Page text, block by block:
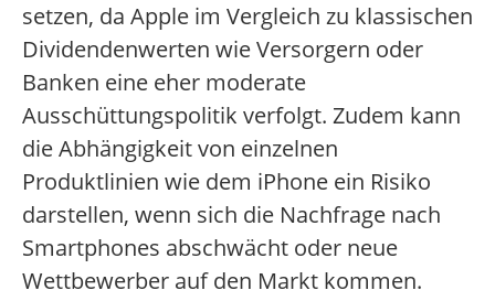
setzen, da Apple im Vergleich zu klassischen
Dividendenwerten wie Versorgern oder
Banken eine eher moderate
Ausschüttungspolitik verfolgt. Zudem kann
die Abhängigkeit von einzelnen
Produktlinien wie dem iPhone ein Risiko
darstellen, wenn sich die Nachfrage nach
Smartphones abschwächt oder neue
Wettbewerber auf den Markt kommen.